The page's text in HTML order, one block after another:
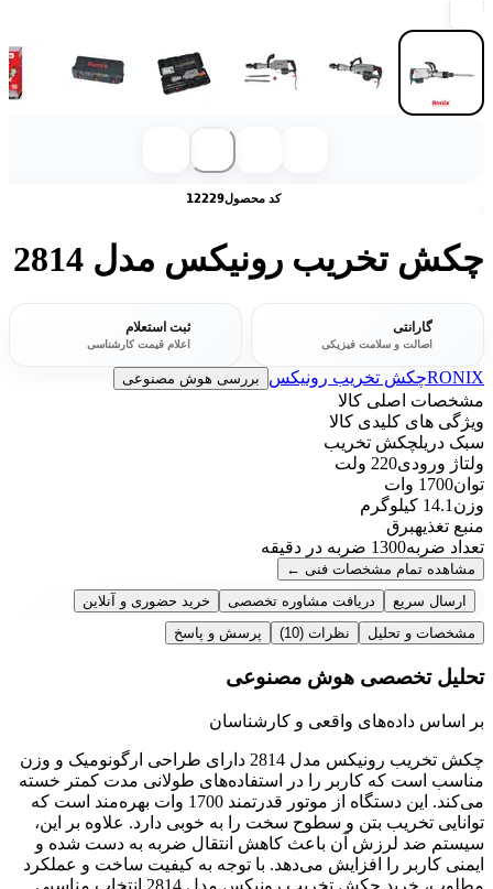
کد محصول12229
چکش تخریب رونیکس مدل 2814
گارانتی
اصالت و سلامت فیزیکی
ثبت استعلام
اعلام قیمت کارشناسی
RONIXچکش تخریب رونیکس بررسی هوش مصنوعی
مشخصات اصلی کالا
ویژگی های کلیدی کالا
سبک دریلچکش تخریب
ولتاژ ورودی220 ولت
توان1700 وات
وزن 14.1 کیلوگرم
منبع تغذیهبرق
تعداد ضربه1300 ضربه در دقیقه
مشاهده تمام مشخصات فنی ←
ارسال سریع
دریافت مشاوره تخصصی
خرید حضوری و آنلاین
مشخصات و تحلیل
نظرات (10) پرسش و پاسخ
تحلیل تخصصی هوش مصنوعی
بر اساس داده‌های واقعی و کارشناسان
چکش تخریب رونیکس مدل 2814 دارای طراحی ارگونومیک و وزن
مناسب است که کاربر را در استفاده‌های طولانی مدت کمتر خسته
می‌کند. این دستگاه از موتور قدرتمند 1700 وات بهره‌مند است که
توانایی تخریب بتن و سطوح سخت را به خوبی دارد. علاوه بر این،
سیستم ضد لرزش آن باعث کاهش انتقال ضربه به دست شده و
ایمنی کاربر را افزایش می‌دهد. با توجه به کیفیت ساخت و عملکرد
مطلوب، خرید چکش تخریب رونیکس مدل 2814 انتخاب مناسبی